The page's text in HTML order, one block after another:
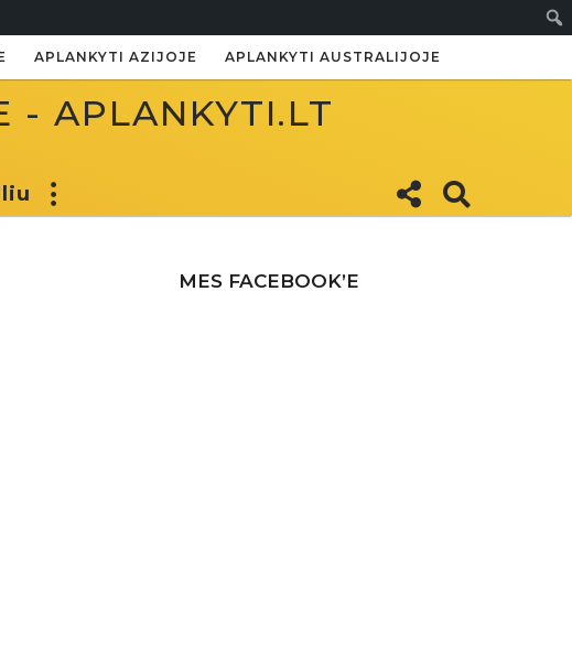
APLANKYTI AZIJOJE APLANKYTI AUSTRALIJOJE
- APLANKYTI.LT
MES FACEBOOK’E